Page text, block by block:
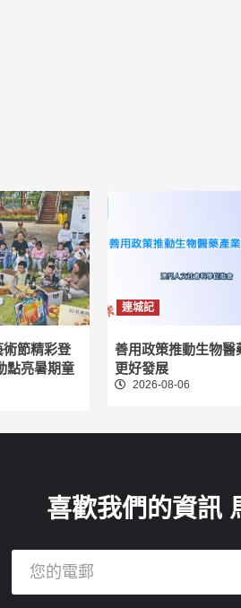
節精彩登
點亮暑期童
連城記
善用政策推動生物醫
更好發展
2026-08-06
喜歡我們的資訊